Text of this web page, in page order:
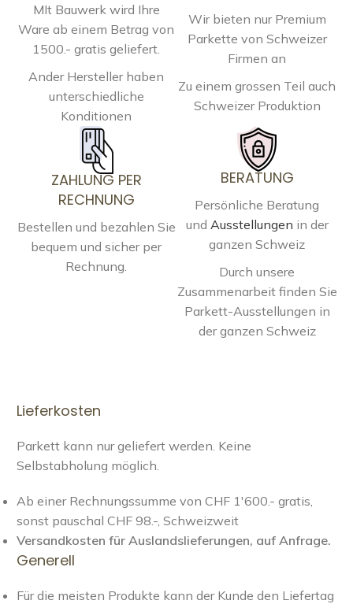
MIt Bauwerk wird Ihre
Ware ab einem Betrag von
1500.- gratis geliefert.
Ander Hersteller haben
unterschiedliche
Konditionen
Wir bieten nur Premium
Parkette von Schweizer
Firmen an
Zu einem grossen Teil auch
Schweizer Produktion
ZAHLUNG PER
RECHNUNG
Bestellen und bezahlen Sie
bequem und sicher per
Rechnung.
BERATUNG
Persönliche Beratung
und Ausstellungen in der
ganzen Schweiz
Durch unsere
Zusammenarbeit finden Sie
Parkett-Ausstellungen in
der ganzen Schweiz
Lieferkosten
Parkett kann nur geliefert werden. Keine
Selbstabholung möglich.
Ab einer Rechnungssumme von CHF 1'600.- gratis,
sonst pauschal CHF 98.-, Schweizweit
Versandkosten für Auslandslieferungen, auf Anfrage.
Generell
Für die meisten Produkte kann der Kunde den Liefertag